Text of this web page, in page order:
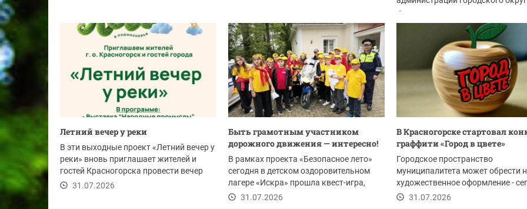
Красногорск:
Летний вечер у реки
В эти выходные проект «Летний вечер у
реки» вновь приглашает жителей и
гостей Красногорска провести вечер
на...31.07.2026
Быть грамотным участником
дорожного движения — интересно!
В рамках проекта «Безопасное лето»
сегодня в детском оздоровительном
лагере «Искра» прошла квест-игра,
организованная...
31.07.2026
В Красногорске стартовал
граффити «Город в цвете»
Городское пространство
муниципалитета может обрести
художественное оформление -
стартовал прием заявок...
31.07.2026